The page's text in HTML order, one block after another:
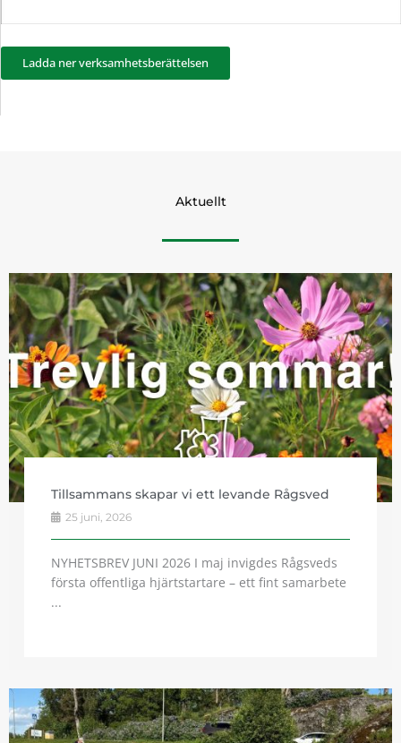
Ladda ner verksamhetsberättelsen
Aktuellt
Tillsammans skapar vi ett levande Rågsved
25 juni, 2026
NYHETSBREV JUNI 2026 I maj invigdes Rågsveds
första offentliga hjärtstartare – ett fint samarbete
...